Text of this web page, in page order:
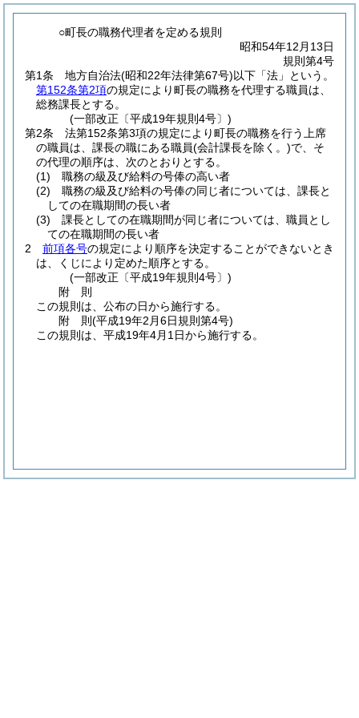
○町長の職務代理者を定める規則
昭和54年12月13日
規則第4号
第1条
地方自治法(昭和22年法律第67号)以下「法」という。
第152条第2項の規定により町長の職務を代理する職員は、
総務課長とする。
(一部改正〔平成19年規則4号〕)
第2条
法第152条第3項の規定により町長の職務を行う上席
の職員は、課長の職にある職員(会計課長を除く。)で、そ
の代理の順序は、次のとおりとする。
(1)
職務の級及び給料の号俸の高い者
(2)
職務の級及び給料の号俸の同じ者については、課長と
しての在職期間の長い者
(3)
課長としての在職期間が同じ者については、職員とし
ての在職期間の長い者
2
前項各号の規定により順序を決定することができないとき
は、くじにより定めた順序とする。
(一部改正〔平成19年規則4号〕)
附 則
この規則は、公布の日から施行する。
附 則(平成19年2月6日規則第4号)
この規則は、平成19年4月1日から施行する。